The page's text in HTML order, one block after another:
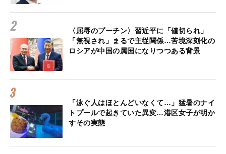
〈屈辱のプーチン〉習近平に「値切られ」
「無視され」まるで主従関係…苦境深刻化の
ロシアが中国の属国になりつつある背景
「泳ぐ人はほとんどいなくて…」猛暑のナイ
トプールで起きていた異変…港区女子が明か
すその実態